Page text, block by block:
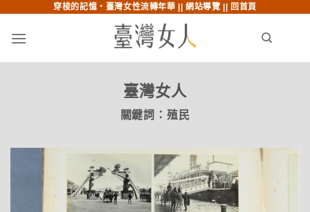
跳至內文
跳至索引列穿梭的記憶‧臺灣女性流轉年華 ||網站導覽 || 回首頁
臺灣女人
關鍵詞： 殖民